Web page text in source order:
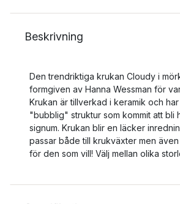
Beskrivning
Den trendriktiga krukan Cloudy i
formgiven av Hanna Wessman för
Krukan är tillverkad i keramik och
"bubblig" struktur som kommit att bli
signum. Krukan blir en läcker
passar både till krukväxter men
för den som vill! Välj mellan olika